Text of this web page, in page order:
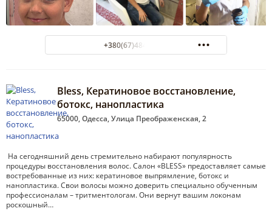
+380(67)484-47-00
Bless, Кератиновое восстановление,
ботокс, нанопластика
65000, Одесса, Улица Преображенская, 2
На сегодняшний день стремительно набирают популярность
процедуры восстановления волос. Салон «BLESS» предоставляет самые
востребованные из них: кератиновое выпрямление, ботокс и
нанопластика. Свои волосы можно доверить специально обученным
профессионалам – тритментологам. Они вернут вашим локонам
роскошный…